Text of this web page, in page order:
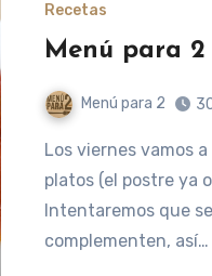
Recetas
Menú para 2
Menú para 2
Los viernes vamos a preparar un menú completo, de dos
platos (el postre ya
Intentaremos que
complementen, así…